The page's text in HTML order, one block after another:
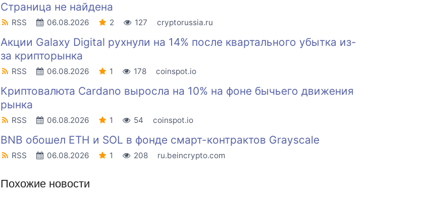
Страница не найдена
RSS 06.08.2026 2 127 cryptorussia.ru
Акции Galaxy Digital рухнули на 14% после квартального убытка из-
за крипторынка
RSS 06.08.2026 1 178 coinspot.io
Криптовалюта Cardano выросла на 10% на фоне бычьего движения
рынка
RSS 06.08.2026 1 54 coinspot.io
BNB обошел ETH и SOL в фонде смарт-контрактов Grayscale
RSS 06.08.2026 1 208 ru.beincrypto.com
Похожие новости